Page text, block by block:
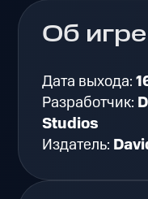
Об игре
Дата выхода:
Разработчик:
Studios
Издатель: